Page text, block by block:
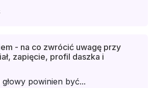
- na co zwrócić uwagę przy
zapięcie, profil daszka i
powinien być...